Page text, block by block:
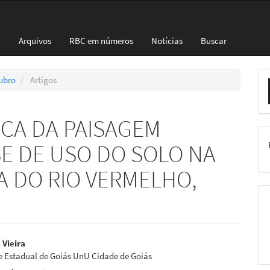
Arquivos RBC em números Notícias Buscar
Artigos
DA PAISAGEM
DE USO DO SOLO NA
DO RIO VERMELHO,
Vieira
Estadual de Goiás UnU Cidade de Goiás